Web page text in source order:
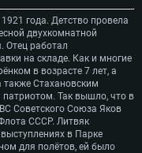
года. Детство провела
двухкомнатной
Отец работал
на складе. Как и многие
в возрасте 7 лет, а
Стахановским
Так вышло, что в
Советского Союза Яков
СССР. Литвяк
в Парке
для полётов, ей было